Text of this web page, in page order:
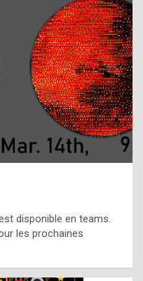
disponible en teams.
les prochaines